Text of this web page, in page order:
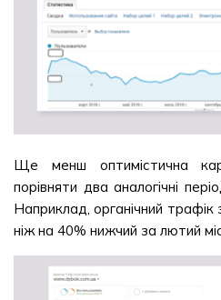
Ще менш оптимістична
порівняти два аналогічні
Наприклад, органічний
ніж на 40% нижчий за лютий